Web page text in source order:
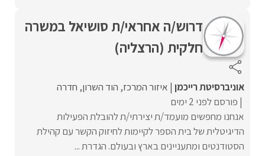
דרוש/ה אחראי/ת סושיאל במשרה
חלקית (הרצליה)
אוניברסיטת רייכמן איזור המרכז הוד השרון חדרה
פורסם לפני 2 ימים
אנחנו מחפשים מועמד/ת יצירתי/ת להובלת הפעילות
הדיגיטלית של בית הספר לקיימות לחיזוק הקשר עם קהילת
הסטודנטים ומתעניינים בארץ ובעולם. הגדרת ...